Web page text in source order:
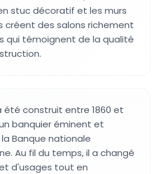
stuc décoratif et les murs
créent des salons richement
qui témoignent de la qualité
été construit entre 1860 et
banquier éminent et
Banque nationale
Au fil du temps, il a changé
d'usages tout en